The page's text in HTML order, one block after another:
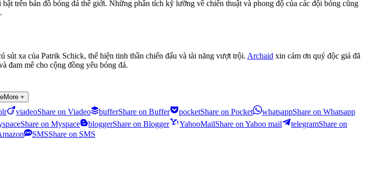
trên bản đồ bóng đá thế giới. Những phân tích kỹ lưỡng về chiến thuật và phong độ của các đội bóng cũng
xa của Patrik Schick, thể hiện tinh thần chiến đấu và tài năng vượt trội. Archaid xin cảm ơn quý độc giả đã
đam mê cho cộng đồng yêu bóng đá.
More +
viadeoShare on Viadeo bufferShare on Buffer pocketShare on Pocket whatsappShare on Whatsapp
Share on Myspace bloggerShare on Blogger YahooMailShare on Yahoo mail telegramShare on
SMSShare on SMS